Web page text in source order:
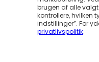
brugen af alle
kontrollere, hvilken
indstillinger”. For
privatlivspolitik.